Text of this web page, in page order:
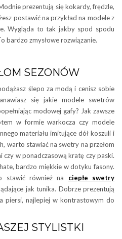
prezentują się kokardy, frędzle,
postawić na przykład na modele z
Wygląda to tak jakby spod spodu
bardzo zmysłowe rozwiązanie.
SEZONÓW
ślepo za modą i cenisz sobie
się jakie modele swetrów
modowej gafy? Jak zawsze
w formie warkocza czy modele
materiału imitujące dół koszuli i
warto stawiać na swetry na przełom
w ponadczasową kratę czy paski.
bardzo miękkie w dotyku fasony.
stawić również na ciepłe swetry
jak tunika. Dobrze prezentują
piersi, najlepiej w kontrastowym do
STYLISTKI